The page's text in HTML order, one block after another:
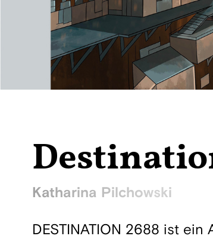
Katharina Pilchowski
DESTINATION 2688 ist